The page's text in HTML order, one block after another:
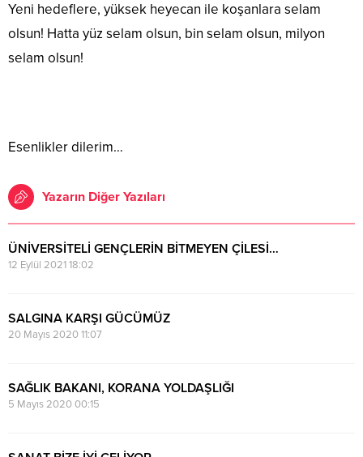
Yeni hedeflere, yüksek heyecan ile koşanlara selam
olsun! Hatta yüz selam olsun, bin selam olsun, milyon
selam olsun!
Esenlikler dilerim…
Yazarın Diğer Yazıları
ÜNİVERSİTELİ GENÇLERİN BİTMEYEN ÇİLESİ…
12 Eylül 2021 18:02
SALGINA KARŞI GÜCÜMÜZ
20 Mayıs 2020 11:07
SAĞLIK BAKANI, KORANA YOLDAŞLIĞI
5 Mayıs 2020 00:15